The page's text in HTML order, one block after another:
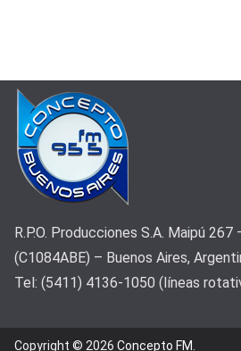
R.P.O. Producciones S.A. Maipú 267
(C1084ABE) – Buenos Aires,
Tel: (5411) 4136-1050 (líneas
Copyright © 2026 Concepto FM